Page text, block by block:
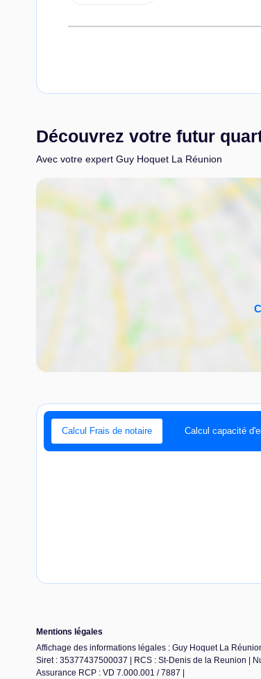
Découvrez votre futur
Avec votre expert Guy Hoquet La Réunion
Calcul Frais de notaire Calcul capacité
Mentions légales
Affichage des informations légales : Guy Hoquet La
Siret : 35377437500037 | RCS : St-Denis de la Reunion |
Assurance RCP : VD 7.000.001 / 7887 |